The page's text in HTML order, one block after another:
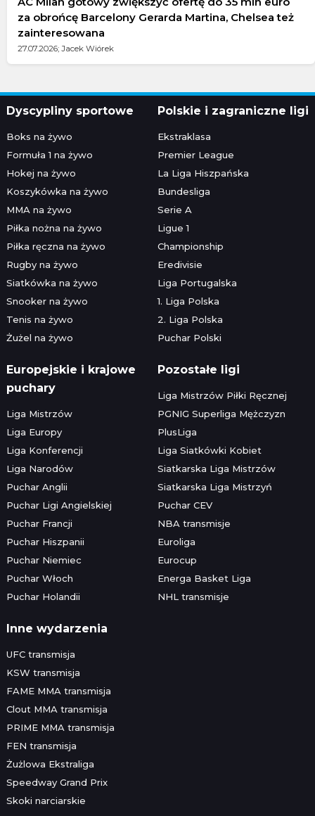
za obrońcę Barcelony Gerarda Martina, Chelsea też
zainteresowana
27.07.2026; Jacek Wiórek
Dyscypliny sportowe
Boks na żywo
Formuła 1 na żywo
Hokej na żywo
Koszykówka na żywo
MMA na żywo
Piłka nożna na żywo
Piłka ręczna na żywo
Rugby na żywo
Siatkówka na żywo
Snooker na żywo
Tenis na żywo
Żużel na żywo
Polskie i zagraniczne ligi
Ekstraklasa
Premier League
La Liga Hiszpańska
Bundesliga
Serie A
Ligue 1
Championship
Eredivisie
Liga Portugalska
1. Liga Polska
2. Liga Polska
Puchar Polski
Europejskie i krajowe
puchary
Liga Mistrzów
Liga Europy
Liga Konferencji
Liga Narodów
Puchar Anglii
Puchar Ligi Angielskiej
Puchar Francji
Puchar Hiszpanii
Puchar Niemiec
Puchar Włoch
Puchar Holandii
Pozostałe ligi
Liga Mistrzów Piłki Ręcznej
PGNIG Superliga Mężczyzn
PlusLiga
Liga Siatkówki Kobiet
Siatkarska Liga Mistrzów
Siatkarska Liga Mistrzyń
Puchar CEV
NBA transmisje
Euroliga
Eurocup
Energa Basket Liga
NHL transmisje
Inne wydarzenia
UFC transmisja
KSW transmisja
FAME MMA transmisja
Clout MMA transmisja
PRIME MMA transmisja
FEN transmisja
Żużlowa Ekstraliga
Speedway Grand Prix
Skoki narciarskie